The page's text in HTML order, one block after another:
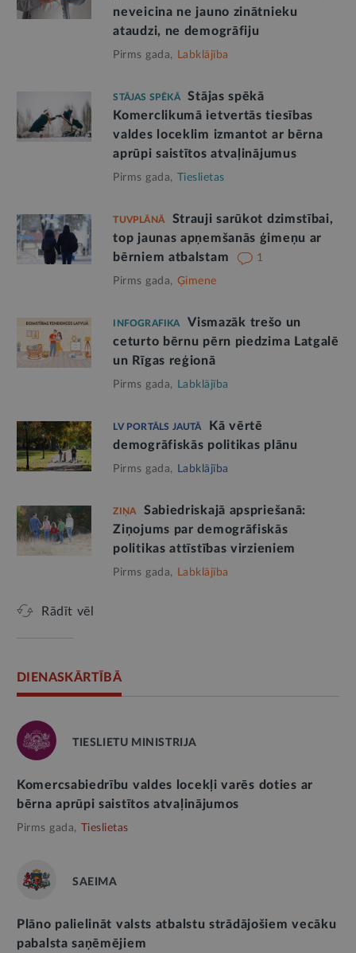
neveicina ne jauno zinātnieku
ataudzi, ne demogrāfiju
Pirms gada, Labklājība
STĀJAS SPĒKĀ
Stājas spēkā
Komerclikumā ietvertās tiesības
valdes loceklim izmantot ar bērna
aprūpi saistītos atvaļinājumus
Pirms gada, Tieslietas
TUVPLĀNĀ
Strauji sarūkot dzimstībai,
top jaunas apņemšanās ģimeņu ar
bērniem atbalstam
1
Pirms gada, Ģimene
INFOGRAFIKA
Vismazāk trešo un
ceturto bērnu pērn piedzima Latgalē
un Rīgas reģionā
Pirms gada, Labklājība
LV PORTĀLS JAUTĀ
Kā vērtē
demogrāfiskās politikas plānu
Pirms gada, Labklājība
ZIŅA
Sabiedriskajā apspriešanā:
Ziņojums par demogrāfiskās
politikas attīstības virzieniem
Pirms gada, Labklājība
Rādīt vēl
DIENASKĀRTĪBĀ
TIESLIETU MINISTRIJA
Komercsabiedrību valdes locekļi varēs doties ar
bērna aprūpi saistītos atvaļinājumos
Pirms gada, Tieslietas
SAEIMA
Plāno palielināt valsts atbalstu strādājošiem vecāku
pabalsta saņēmējiem